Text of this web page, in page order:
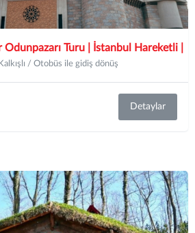
Turu | İstanbul Hareketli |
/ Otobüs ile gidiş dönüş
Detaylar